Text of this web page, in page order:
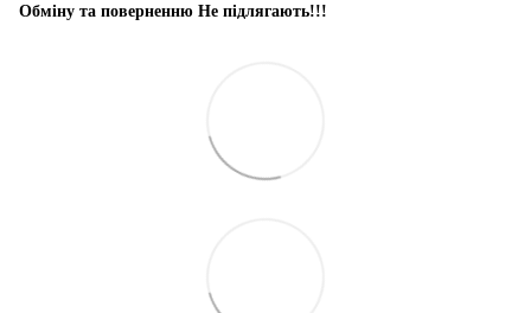
Обміну та поверненню Не підлягають!!!